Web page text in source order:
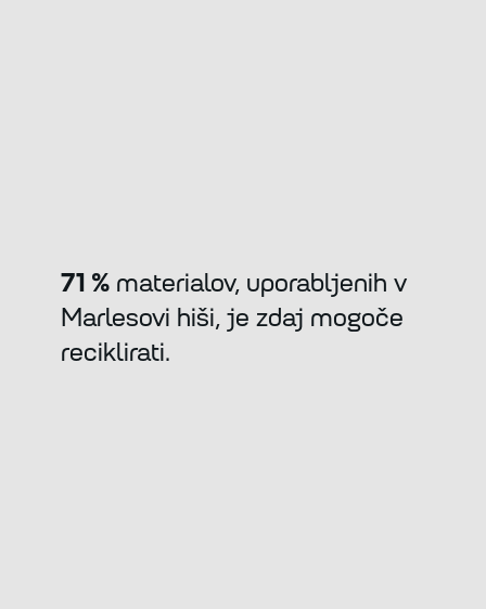
71 % materialov, uporabljenih v
Marlesovi hiši, je zdaj mogoče
reciklirati.